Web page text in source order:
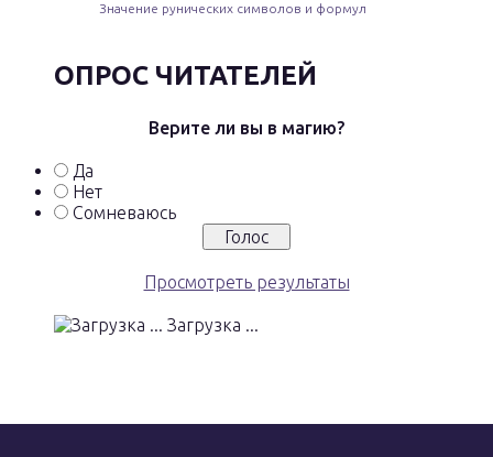
Значение рунических символов и формул
ОПРОС ЧИТАТЕЛЕЙ
Верите ли вы в магию?
Да
Нет
Сомневаюсь
Просмотреть результаты
Загрузка ...